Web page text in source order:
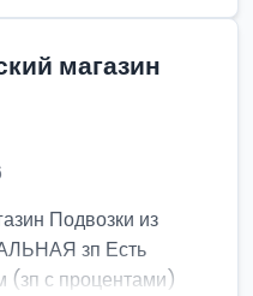
магазин
Подвозки из
зп Есть
(зп с процентами)